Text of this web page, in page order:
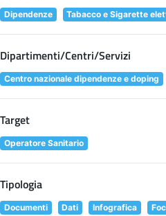
Dipendenze Tabacco e Sigarette
Dipartimenti/Centri/Servizi
Centro nazionale dipendenze e doping
Target
Operatore Sanitario
Tipologia
Documenti Dati Infografica